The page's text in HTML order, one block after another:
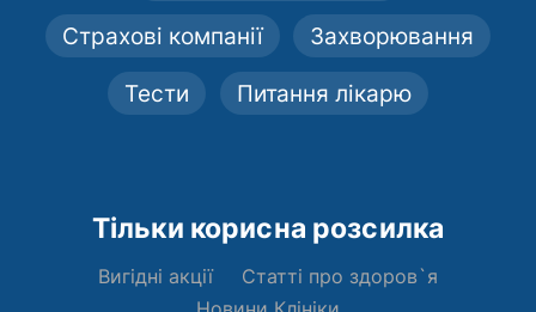
Страхові компанії Захворювання
Тести Питання лікарю
Тільки корисна розсилка
Вигідні акції
Статті про здоров`я